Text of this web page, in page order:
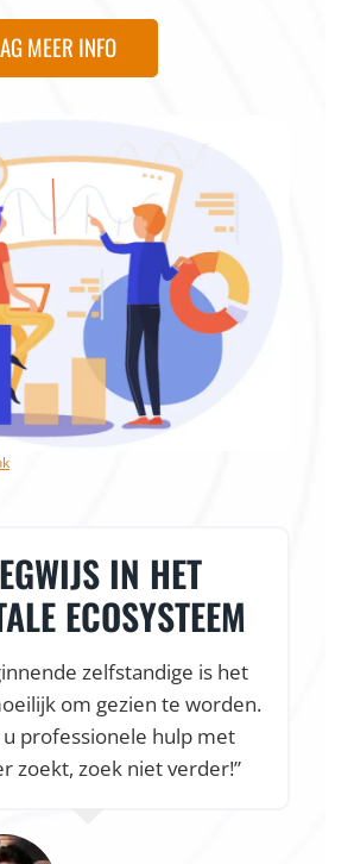
MEER INFO
IN HET
ECOSYSTEEM
zelfstandige is het
om gezien te worden.
professionele hulp met
zoekt, zoek niet verder!”